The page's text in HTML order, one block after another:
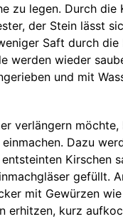
zu legen. Durch die
der Stein lässt
Saft durch die
werden wieder
und mit
verlängern möchte,
Dazu
Kirschen
gefüllt.
mit Gewürzen
erhitzen, kurz